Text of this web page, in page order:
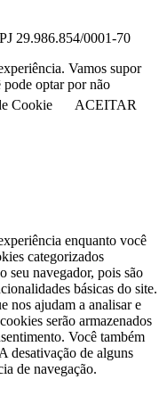
29.986.854/0001-70
Vamos supor
pode optar por não
Cookie ACEITAR
enquanto você
categorizados
seu navegador, pois são
básicas do site.
nos ajudam a analisar e
serão armazenados
Você também
desativação de alguns
de navegação.